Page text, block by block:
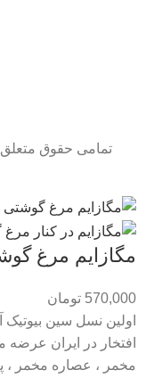
تمامی حقوق
مگازایم مرغ
570,000 تومان
اولین نسل سین بیوتیک
افتخار در ایران
مخمر ، عصاره مخمر ،